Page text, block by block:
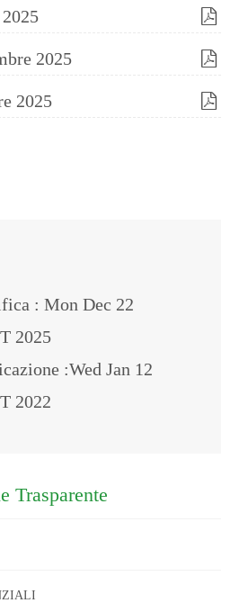
2025
2025
: Mon Dec 22
2025
:Wed Jan 12
2022
Trasparente